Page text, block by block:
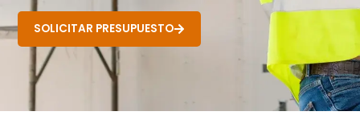
SOLICITAR PRESUPUESTO